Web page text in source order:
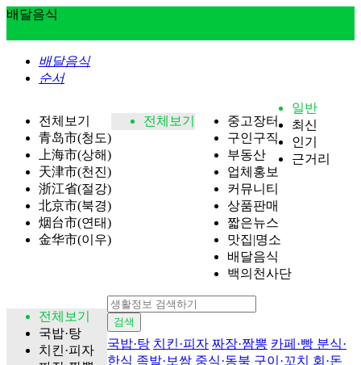
배달음식
배달음식
순서
전체보기
青岛市(청도)
上海市(상해)
天津市(천진)
浙江省(절강)
北京市(북경)
烟台市(연태)
金华市(이우)
전체보기
중고장터
구인구직
부동산
업체홍보
커뮤니티
상품판매
짧은뉴스
맛집|명소
배달음식
백의천사단
전체보기
국밥·탕
치킨·피자
일반
최신
인기
근거리
검색
국밥·탕 치킨·피자 짜장·짬뽕 카페·빵 분식·
한식 족발·보쌈 중식·동북 구이·꼬치
회·돈